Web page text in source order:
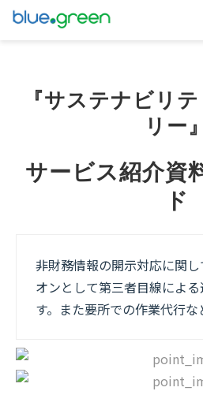
サービス資料
『サステナビリ
リー』
サービス紹介資
ド
非財務情報の開示対応に関
オンとして第三者目線によ
す。また要所での作業代行な